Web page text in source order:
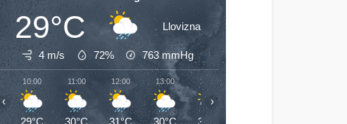
29°C Llovizna
4 m/s 72% 763mmHg
10:00
29°C
11:00
30°C
12:00
31°C
13:00
30°C
14:00
30°C
‹ ›